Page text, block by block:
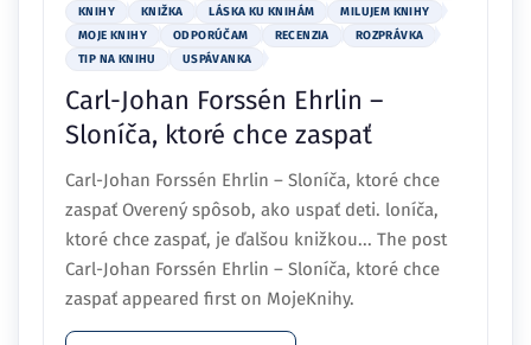
KNIHY
KNIŽKA LÁSKA KU KNIHÁM
MILUJEM KNIHY
MOJE KNIHY
ODPORÚČAM RECENZIA
ROZPRÁVKA
TIP NA KNIHU
USPÁVANKA
Carl-Johan Forssén Ehrlin –
Sloníča, ktoré chce zaspať
Carl-Johan Forssén Ehrlin – Sloníča, ktoré chce
zaspať Overený spôsob, ako uspať deti. loníča,
ktoré chce zaspať, je ďalšou knižkou... The post
Carl-Johan Forssén Ehrlin – Sloníča, ktoré chce
zaspať appeared first on MojeKnihy.